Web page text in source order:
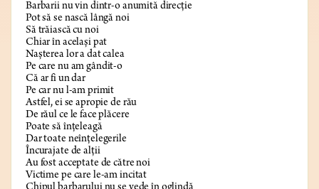
Barbarii nu vin dintr-o anumită direcție
Pot să se nască lângă noi
Să trăiască cu noi
Chiar în același pat
Nașterea lor a dat calea
Pe care nu am gândit-o
Că ar fi un dar
Pe car nu l-am primit
Astfel, ei se apropie de rău
De răul ce le face plăcere
Poate să înțeleagă
Dar toate neînțelegerile
Încurajate de alții
Au fost acceptate de către noi
Victime pe care le-am incitat